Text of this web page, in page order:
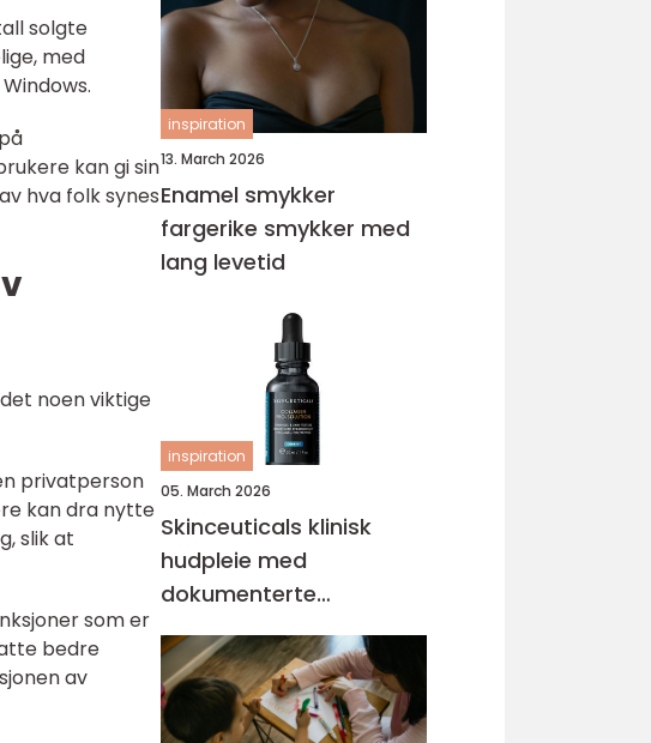
solgte
med
kan gi sin
hva folk synes
noen viktige
privatperson
kan dra nytte
slik at
som er
bedre
av
inspiration
13. March 2026
Enamel smykker
fargerike smykker med
lang levetid
inspiration
05. March 2026
Skinceuticals klinisk
hudpleie med
dokumenterte
resultater